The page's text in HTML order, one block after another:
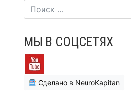
МЫ В СОЦСЕТЯХ
Сделано в NeuroKapitan